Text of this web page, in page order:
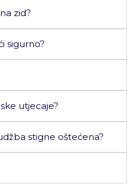
zid?
sigurno?
utjecaje?
stigne oštećena?